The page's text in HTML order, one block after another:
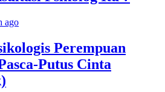
ago
Perempuan
Putus Cinta